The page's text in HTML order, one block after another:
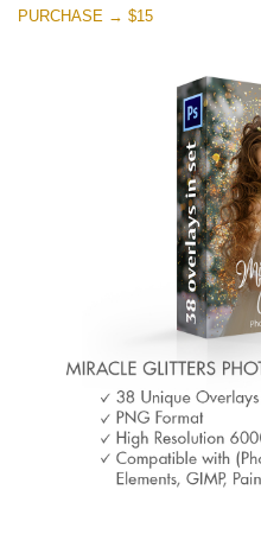
PURCHASE → $15